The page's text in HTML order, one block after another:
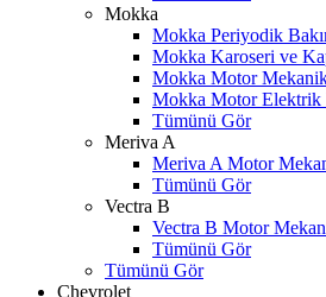
Mokka
Mokka Periyodik
Mokka Karoseri ve
Mokka Motor Mekanik
Mokka Motor Elektrik
Tümünü Gör
Meriva A
Meriva A Motor
Tümünü Gör
Vectra B
Vectra B Motor
Tümünü Gör
Tümünü Gör
Chevrolet